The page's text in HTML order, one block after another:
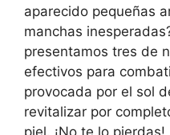
aparecido pequeñas
manchas
presentamos tres de
efectivos para
provocada por el sol
revitalizar por
piel. ¡No te lo pierdas!